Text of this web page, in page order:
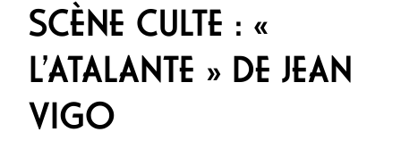
SCÈNE CULTE : «
L’ATALANTE » DE JEAN
VIGO